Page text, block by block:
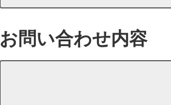
お問い合わせ内容